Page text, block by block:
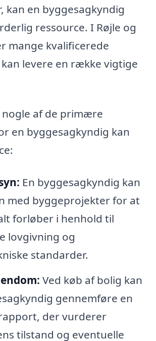
kan en byggesagkyndig
ressource. I Røjle og
mange kvalificerede
levere en række vigtige
af de primære
en byggesagkyndig kan
En byggesagkyndig kan
med byggeprojekter for at
forløber i henhold til
lovgivning og
standarder.
Ved køb af bolig kan
gennemføre en
der vurderer
tilstand og eventuelle